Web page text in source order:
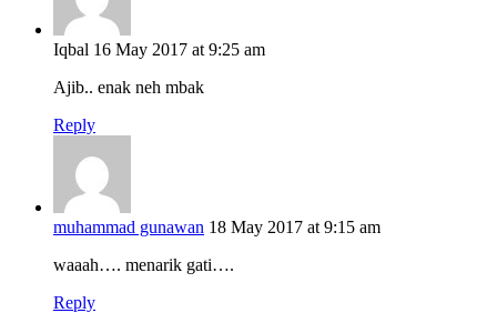
Iqbal 16 May 2017 at 9:25 am
Ajib.. enak neh mbak
Reply
muhammad gunawan 18 May 2017 at 9:15 am
waaah…. menarik gati….
Reply